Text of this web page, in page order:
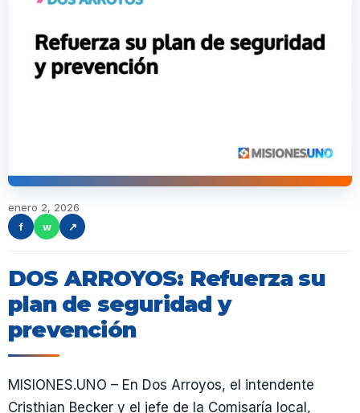
enero 2, 2026
f
w ↗
DOS ARROYOS: Refuerza su
plan de seguridad y
prevención
MISIONES.UNO – En Dos Arroyos, el intendente
Cristhian Becker y el jefe de la Comisaría local,